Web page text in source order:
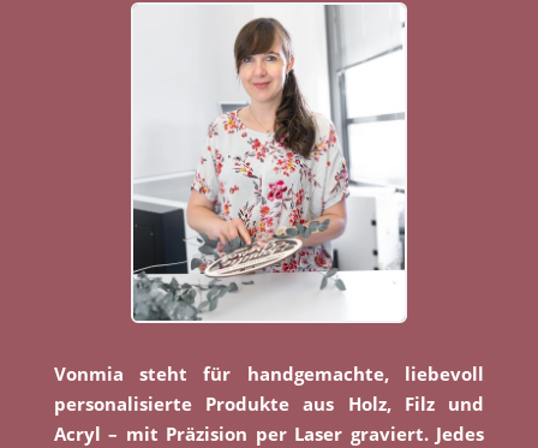
Vonmia steht für handgemachte, liebevoll
personalisierte Produkte aus Holz, Filz und
Acryl – mit Präzision per Laser graviert. Jedes